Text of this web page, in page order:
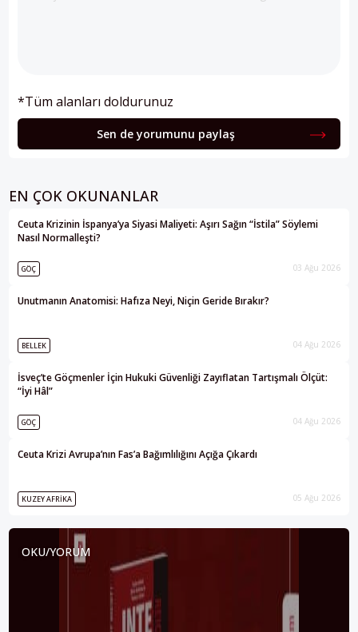
*Tüm alanları doldurunuz
Sen de yorumunu paylaş
EN ÇOK OKUNANLAR
Ceuta Krizinin İspanya’ya Siyasi Maliyeti: Aşırı Sağın “İstila” Söylemi
Nasıl Normalleşti?
GÖÇ 03 Ağu 2026
Unutmanın Anatomisi: Hafıza Neyi, Niçin Geride Bırakır?
BELLEK 04 Ağu 2026
İsveç’te Göçmenler İçin Hukuki Güvenliği Zayıflatan Tartışmalı Ölçüt:
“İyi Hâl”
GÖÇ 04 Ağu 2026
Ceuta Krizi Avrupa’nın Fas’a Bağımlılığını Açığa Çıkardı
KUZEY AFRIKA 05 Ağu 2026
OKU/YORUM